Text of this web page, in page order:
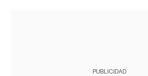
PUBLICIDAD